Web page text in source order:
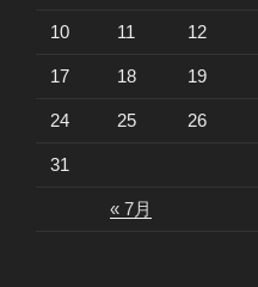
« 7月
10 11 12
17 18 19
24 25 26
31